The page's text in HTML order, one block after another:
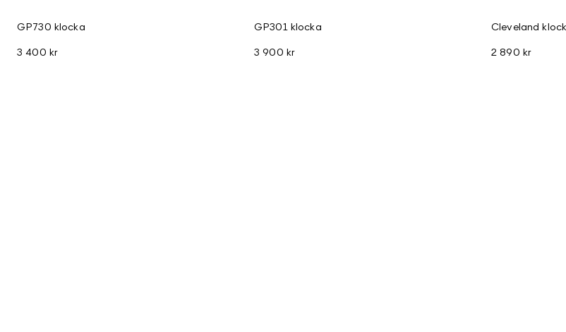
GP730 klocka
3 400 kr
GP301 klocka
3 900 kr
Cleveland
2 890 kr